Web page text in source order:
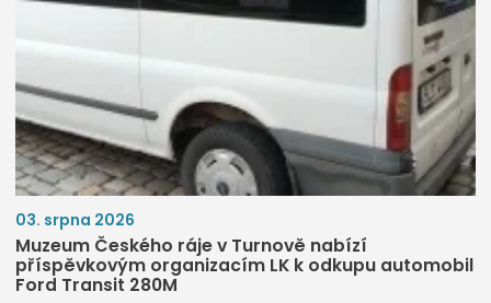
03. srpna 2026
Muzeum Českého ráje v Turnově nabízí
příspěvkovým organizacím LK k odkupu automobil
Ford Transit 280M